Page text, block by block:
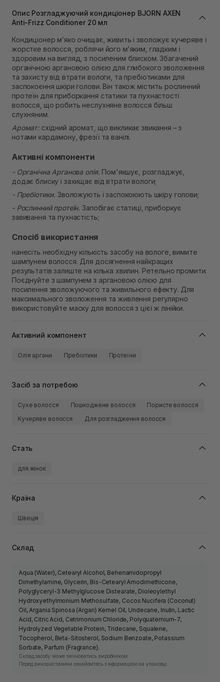
Самовивіз м. Львів, вул. Степана Бандери 45
Немає в наявності!
Самовивіз м. Рівне, вул. 16-го Липня, 15
Немає в наявності!
Самовивіз м. Рівне, вул. Кулика і Гудачека 23 (ТЦ
Екватор)
Немає в наявності!
Опис Розгладжуючий кондиціонер BJORN AXEN
Anti-Frizz Conditioner 20 мл
Кондиціонер м’яко очищає, живить і зволожує кучеряве і
жорстке волосся, роблячи його м’яким, гладким і
здоровим на вигляд, з посиленим блиском. Збагачений
органічною аргановою олією для глибокого зволоження
та захисту від втрати вологи, та пребіотиками для
заспокоєння шкіри голови. Він також містить рослинний
протеїн для приборкання статики та пухнастості
волосся, що робить неслухняне волосся більш
слухняним.
Аромат:східний аромат, що викликає звикання – з
нотами кардамону, фрезії та ванілі.
Активні компоненти
- Органічна Арганова олія. Пом'якшує, розгладжує,
додає блиску і захищає від втрати вологи;
- Пребіотики. Зволожують і заспокоюють шкіру голови;
- Рослинний протеїн. Запобігає статиці, приборкує
завивання та пухнастість;
Спосіб використання
нанесіть необхідну кількість засобу на вологе, вимите
шампунем волосся. Для досягнення найкращих
результатів залиште на кілька хвилин. Ретельно промити.
Поєднуйте з шампунем з аргановою олією для
посилення зволожуючого та живильного ефекту. Для
максимального зволоження та живлення регулярно
використовуйте маску для волосся з цієї ж лінійки.
Активний компонент
Олія аргани Пребіотики Протеїни
Засіб за потребою
Сухе волосся Пошкоджене волосся
Пористе волосся
Кучеряве волосся
Для розгладження волосся
Стать
для жінок
Країна
Швеція
Склад
Aqua (Water), Cetearyl Alcohol, Behenamidopropyl
Dimethylamine, Glycerin, Bis-Cetearyl Amodimethicone,
Polyglyceryl-3 Methylglucose Distearate, Dioleoylethyl
Hydroxyethylmonium Methosulfate, Cocos Nucifera (Coconut)
Oil, Argania Spinosa (Argan) Kernel Oil, Undecane, Inulin, Lactic
Acid, Citric Acid, Cetrimonium Chloride, Polyquaternium-7,
Hydrolyzed Vegetable Protein, Tridecane, Squalene,
Tocopherol, Beta-Sitosterol, Sodium Benzoate, Potassium
Sorbate, Parfum (Fragrance).
Склад засобу може змінюватись виробником.
Перед використанням ознайомтесь з інформацією на упаковці.